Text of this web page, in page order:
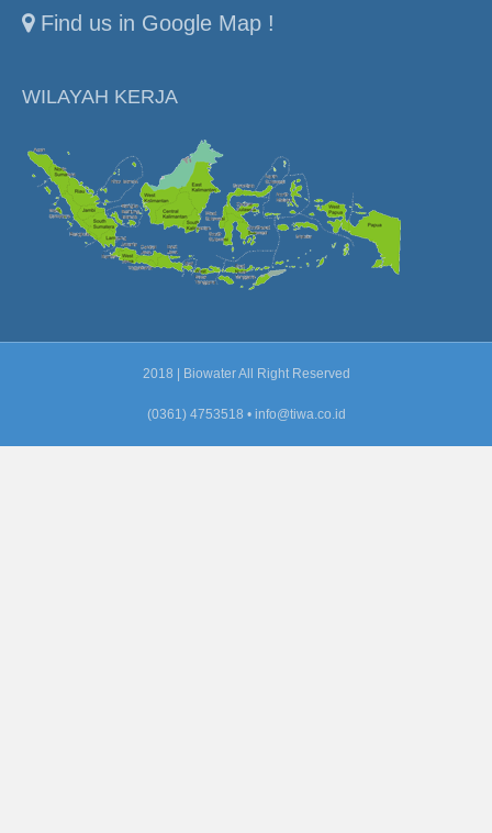
Find us in Google Map !
WILAYAH KERJA
2018 | Biowater All Right Reserved
(0361) 4753518 • info@tiwa.co.id